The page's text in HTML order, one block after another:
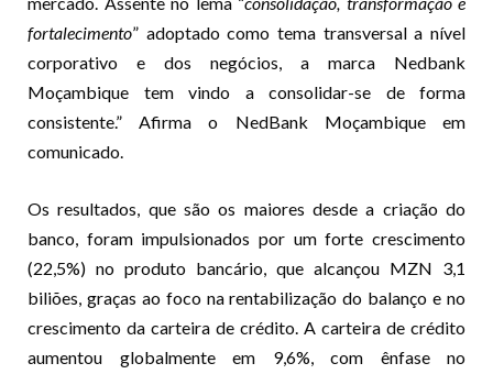
fortalecimento” adoptado como tema transversal a nível
corporativo e dos negócios, a marca Nedbank
Moçambique tem vindo a consolidar-se de forma
consistente.” Afirma o NedBank Moçambique em
comunicado.
Os resultados, que são os maiores desde a criação do
banco, foram impulsionados por um forte crescimento
(22,5%) no produto bancário, que alcançou MZN 3,1
biliões, graças ao foco na rentabilização do balanço e no
crescimento da carteira de crédito. A carteira de crédito
aumentou globalmente em 9,6%, com ênfase no